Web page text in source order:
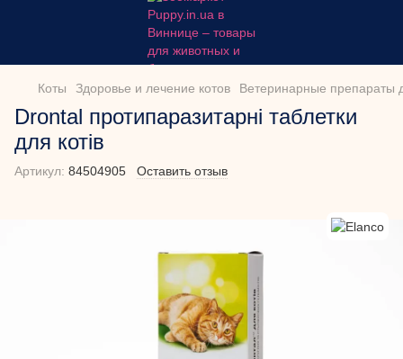
Коты Здоровье и лечение котов Ветеринарные препараты
Drontal протипаразитарні таблетки
для котів
Артикул: 84504905 Оставить отзыв